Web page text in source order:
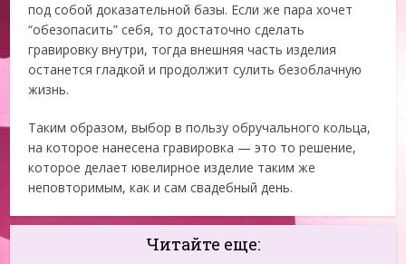
под собой доказательной базы. Если же пара хочет
“обезопасить” себя, то достаточно сделать
гравировку внутри, тогда внешняя часть изделия
останется гладкой и продолжит сулить безоблачную
жизнь.
Таким образом, выбор в пользу обручального кольца,
на которое нанесена гравировка — это то решение,
которое делает ювелирное изделие таким же
неповторимым, как и сам свадебный день.
Читайте еще: